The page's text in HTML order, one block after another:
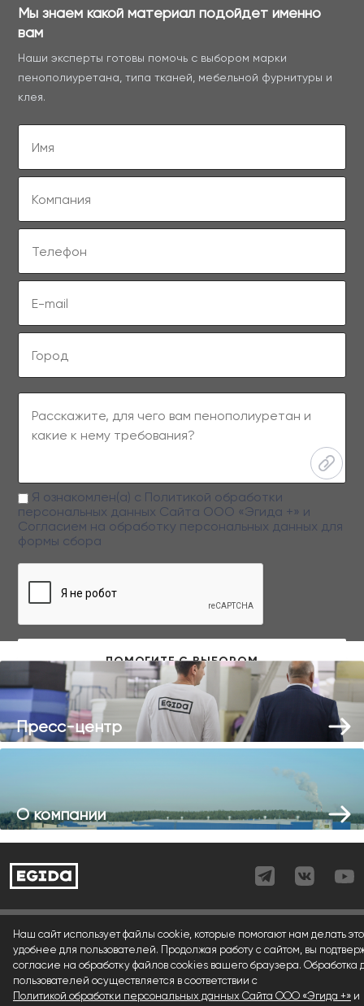
Мы знаем какой материал подойдет именно
вам
Наши эксперты готовы помочь с выбором марки
пенополиуретана, типа тканей, мебельной фурнитуры и
клея.
Заполняя данную форму вы даете свое согласие на обработку
персональных данных
Я ознакомлен(а) с Политикой обработки
персональных данных Сайта ООО «Эгида +» и
Согласием на обработку персональных данных для
формы сбора
Пресс-центр
О компании
Согласие (cookies)
Согласие (форма)
Согласие (регистрация)
Наш сайт использует файлы cookie, которые помогают нам делать
удобнее для пользователей. Продолжая работу с сайтом, вы
согласие на обработку файлов cookies вашего браузера. Обработка
пользователей осуществляется в соответствии с
Политикой обработки персональных данных Сайта ООО «Эгида +» и